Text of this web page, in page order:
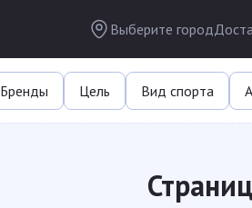
Выберите город
Бренды Цель Вид спорта